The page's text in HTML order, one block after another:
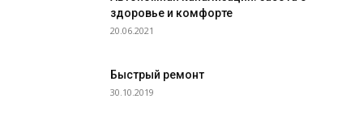
здоровье и комфорте
20.06.2021
Быстрый ремонт
30.10.2019